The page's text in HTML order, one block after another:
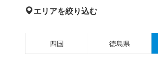
エリアを絞り込む
四国 徳島県